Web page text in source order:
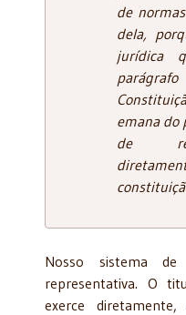
de
dela,
jurídica
emana do
de
Nosso sistema
representativa. O
exerce